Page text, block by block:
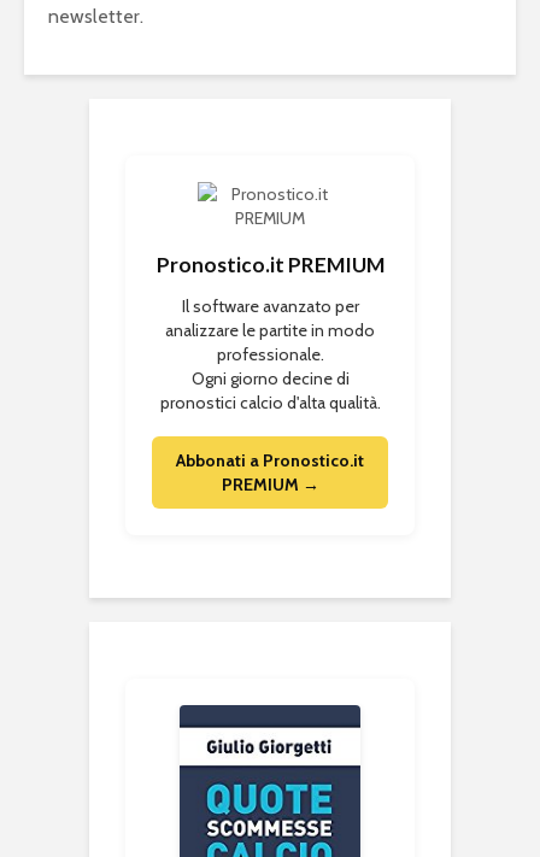
newsletter.
Pronostico.it PREMIUM
Il software avanzato per
analizzare le partite in modo
professionale.
Ogni giorno decine di
pronostici calcio d'alta qualità.
Abbonati a Pronostico.it
PREMIUM →